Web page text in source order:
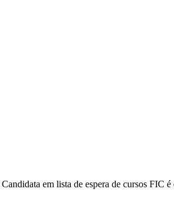
Candidata em lista de espera de cursos FIC